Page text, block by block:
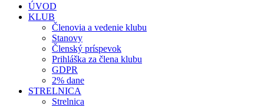
ÚVOD
KLUB
Členovia a vedenie klubu
Stanovy
Členský príspevok
Prihláška za člena klubu
GDPR
2% dane
STRELNICA
Strelnica